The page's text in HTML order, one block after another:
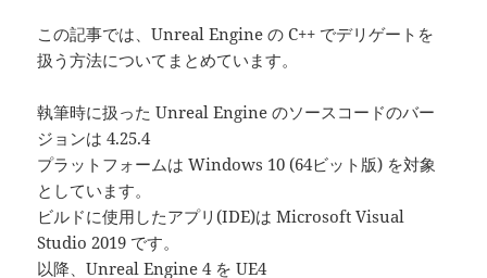
この記事では、Unreal Engine の C++ でデリゲートを
扱う方法についてまとめています。
執筆時に扱った Unreal Engine のソースコードのバー
ジョンは 4.25.4
プラットフォームは Windows 10 (64ビット版) を対象
としています。
ビルドに使用したアプリ(IDE)は Microsoft Visual
Studio 2019 です。
以降、Unreal Engine 4 を UE4